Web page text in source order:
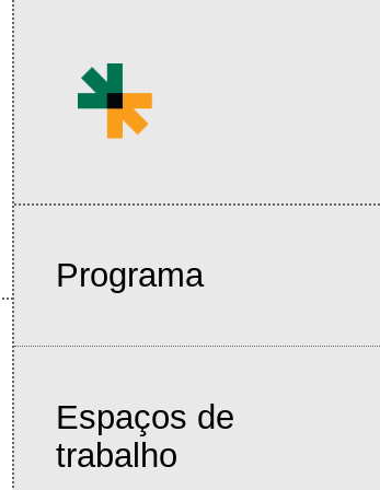
Programa
Espaços de
trabalho